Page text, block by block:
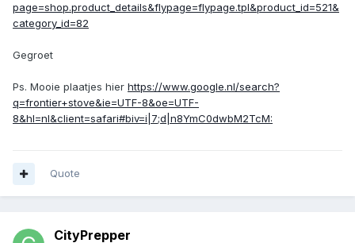
page=shop.product_details&flypage=flypage.tpl&product_id=521&
category_id=82
Gegroet
Ps. Mooie plaatjes hier https://www.google.nl/search?
q=frontier+stove&ie=UTF-8&oe=UTF-
8&hl=nl&client=safari#biv=i|7;d|n8YmC0dwbM2TcM:
Quote
CityPrepper